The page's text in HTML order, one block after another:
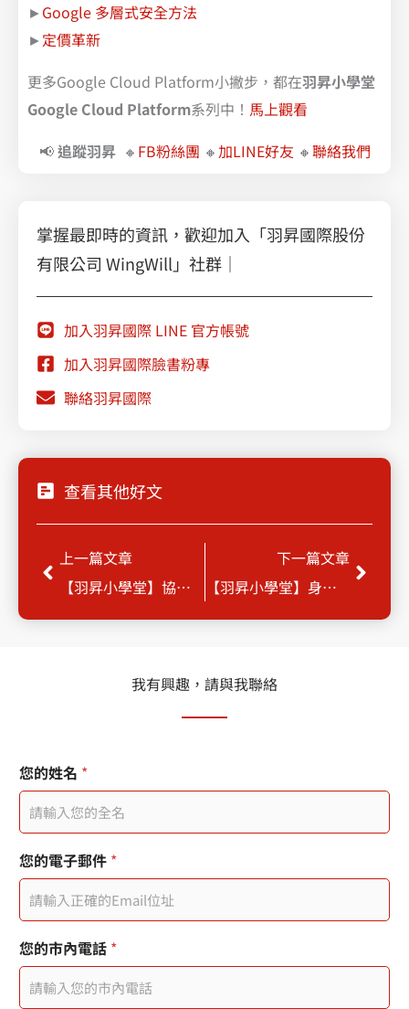
► Google 多層式安全方法
► 定價革新
更多Google Cloud Platform小撇步，都在羽昇小學堂
Google Cloud Platform系列中！ 馬上觀看
📢追蹤羽昇🔸 FB粉絲團 🔸加LINE好友 🔸聯絡我們
掌握最即時的資訊，歡迎加入「羽昇國際股份
有限公司 WingWill」社群｜
加入羽昇國際 LINE 官方帳號
加入羽昇國際臉書粉專
聯絡羽昇國際
查看其他好文
上一頁
上一篇文章
【羽昇小學堂】協同合作的責任
下一篇文章
【羽昇小學堂】身分識別與存取管理 (IAM)
下一
我有興趣，請與我聯絡
您的姓名 *
您的電子郵件 *
您的市內電話 *